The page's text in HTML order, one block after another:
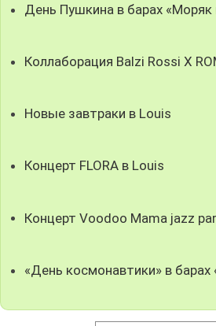
День Пушкина в барах «Моряк
Коллаборация Balzi Rossi X
Новые завтраки в Louis
Концерт FLORA в Louis
Концерт Voodoo Mama jazz
«День космонавтики» в барах